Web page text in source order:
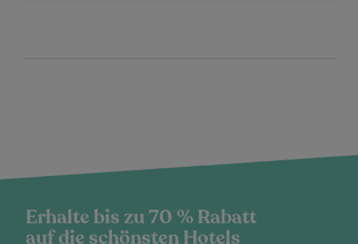
Erhalte bis zu 70 % Rabatt
auf die schönsten Hotels